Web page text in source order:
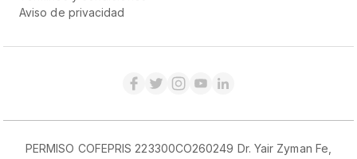
Aviso de privacidad
PERMISO COFEPRIS 223300CO260249 Dr. Yair Zyman Fe,